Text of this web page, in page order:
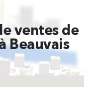
ventes de
Beauvais